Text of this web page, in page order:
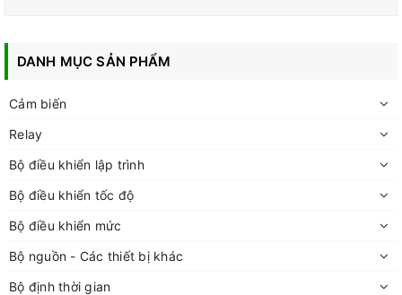
DANH MỤC SẢN PHẨM
Cảm biến
Relay
Bộ điều khiển lập trình
Bộ điều khiển tốc độ
Bộ điều khiển mức
Bộ nguồn - Các thiết bị khác
Bộ định thời gian